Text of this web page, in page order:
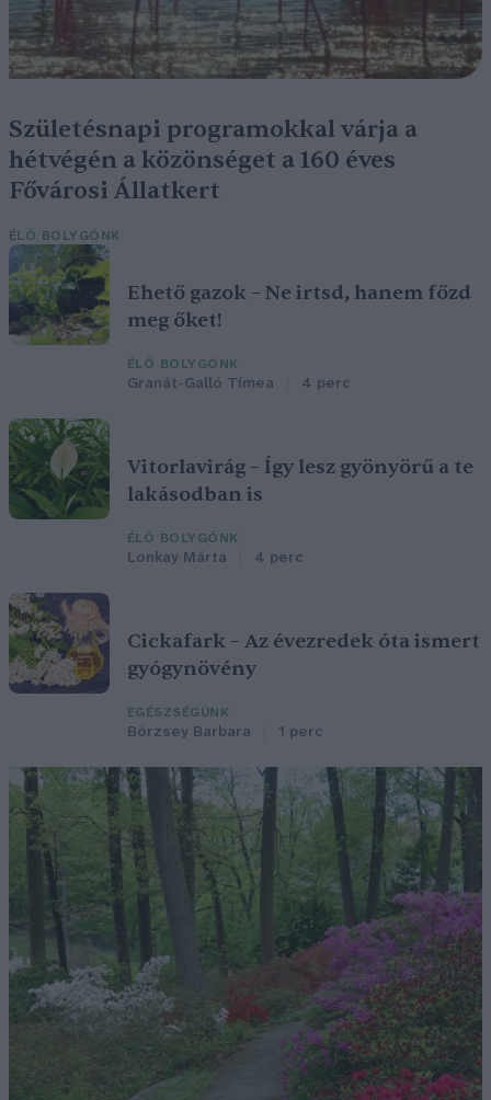
Születésnapi programokkal várja a
hétvégén a közönséget a 160 éves
Fővárosi Állatkert
ÉLŐ BOLYGÓNK
Ehető gazok – Ne irtsd, hanem főzd
meg őket!
ÉLŐ BOLYGÓNK
Granát-Galló Tímea 4 perc
Vitorlavirág – Így lesz gyönyörű a te
lakásodban is
ÉLŐ BOLYGÓNK
Lonkay Márta 4 perc
Cickafark – Az évezredek óta ismert
gyógynövény
EGÉSZSÉGÜNK
Börzsey Barbara 1 perc